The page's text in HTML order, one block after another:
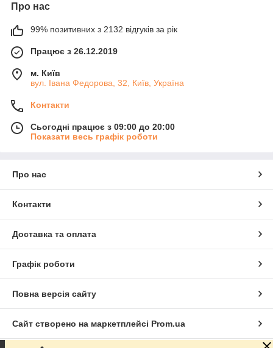
Про нас
99% позитивних з 2132 відгуків за рік
Працює з 26.12.2019
м. Київ
вул. Івана Федорова, 32, Київ, Україна
Контакти
Сьогодні працює з 09:00 до 20:00
Показати весь графік роботи
Про нас
Контакти
Доставка та оплата
Графік роботи
Повна версія сайту
Сайт створено на маркетплейсі Prom.ua